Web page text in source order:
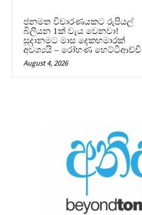
ජනමත විචාරණයකට රුපියල්
බිලියන 1ක් වැය වෙනවා!
සූදානමට මාස දෙකහමාරක්
අවශ්‍යයි – රෝහණ හෙට්ටිආච්චි
August 4, 2026